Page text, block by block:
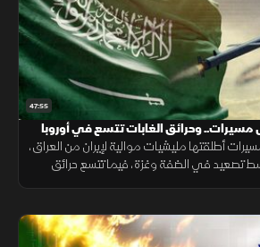
47:55
مسيرات.. وحرائق الغابات تتسع في أوروبا
أطلقتها مليشيات موالية لإيران من العراق،
تصعيد في الضفة وغزة، فيما تتسع حرائق